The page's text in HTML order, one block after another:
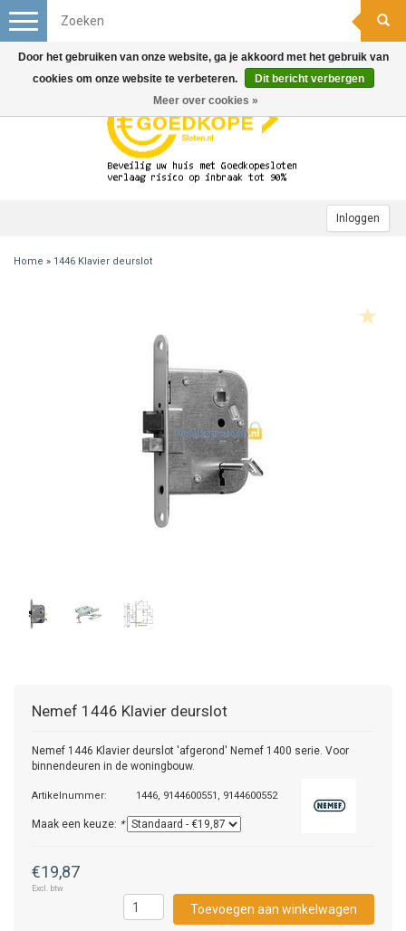
Inloggen
Toggle
navigation
Home » 1446 Klavier deurslot
Nemef 1446 Klavier deurslot
Nemef 1446 Klavier deurslot 'afgerond' Nemef 1400 serie. Voor
binnendeuren in de woningbouw.
Artikelnummer: 1446, 9144600551, 9144600552
Maak een keuze: *
€19,87
Excl. btw
Toevoegen aan winkelwagen
Door het gebruiken van onze website, ga je akkoord met het gebruik van
cookies om onze website te verbeteren.
Dit bericht verbergen
Meer over cookies »